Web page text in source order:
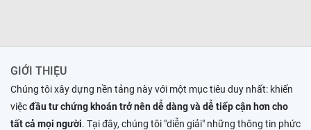
GIỚI THIỆU
Chúng tôi xây dựng nền tảng này với một mục tiêu duy nhất: khiến
việcđầu tư chứng khoán trở nên dễ dàng và dễ tiếp cận hơn cho
tất cả mọi người. Tại đây, chúng tôi "diễn giải" những thông tin phức